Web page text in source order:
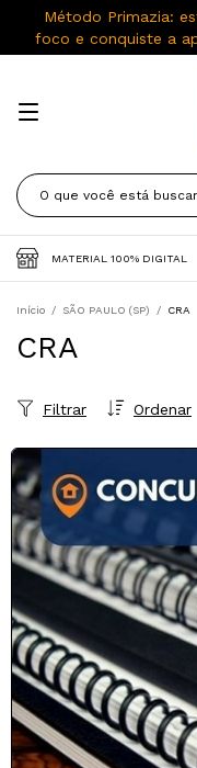
Método Primazia:
foco e conquiste a
MATERIAL 100% DIGITAL
Início / SÃO PAULO (SP) / CRA
CRA
Ordenar
Filtrar